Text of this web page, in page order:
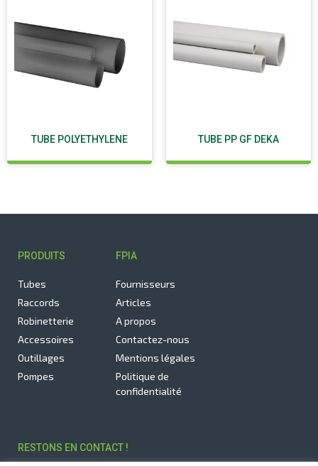
TUBE POLYETHYLENE TUBE PP GF DEKA
PRODUITS
Tubes
Raccords
Robinetterie
Accessoires
Outillages
Pompes
FPIA
Fournisseurs
Articles
A propos
Contactez-nous
Mentions légales
Politique de
confidentialité
RESTONS EN CONTACT !